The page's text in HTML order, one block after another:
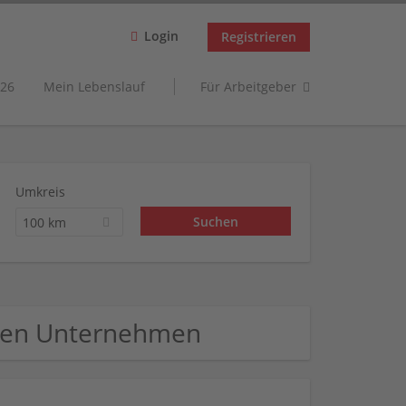
Login Registrieren
Mein Lebenslauf Für Arbeitgeber
Umkreis
100 km
Unternehmen